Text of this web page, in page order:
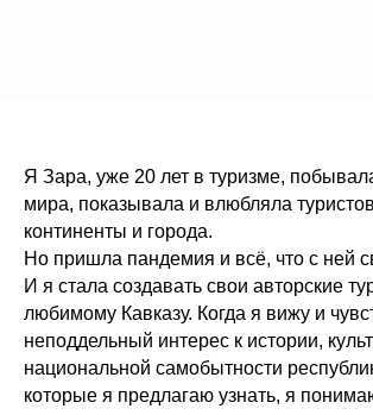
Я Зара, уже 20 лет в туризме,
мира, показывала и влюбляла
континенты и города.
Но пришла пандемия и всё, что с ней
И я стала создавать свои авторские
любимому Кавказу. Когда я вижу и
неподдельный интерес к истории,
национальной самобытности
которые я предлагаю узнать, я